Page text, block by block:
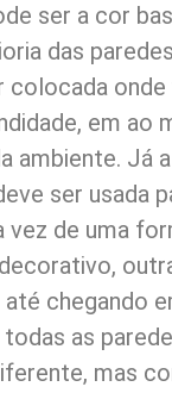
ser a cor
das
colocada
em ao
ambiente. Já
ser usada
vez de uma
chegando
as
mas